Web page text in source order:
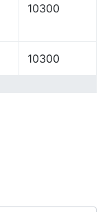
10300
10300